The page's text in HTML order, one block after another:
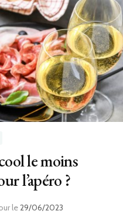
le moins
l’apéro ?
le29/06/2023